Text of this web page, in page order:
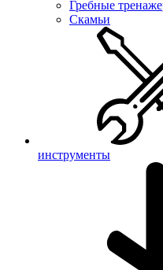
Гребные
Скамьи
инструменты